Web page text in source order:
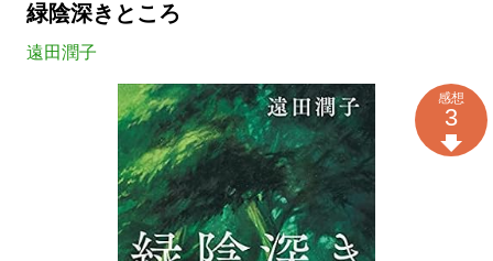
緑陰深きところ
遠田潤子
感想
3